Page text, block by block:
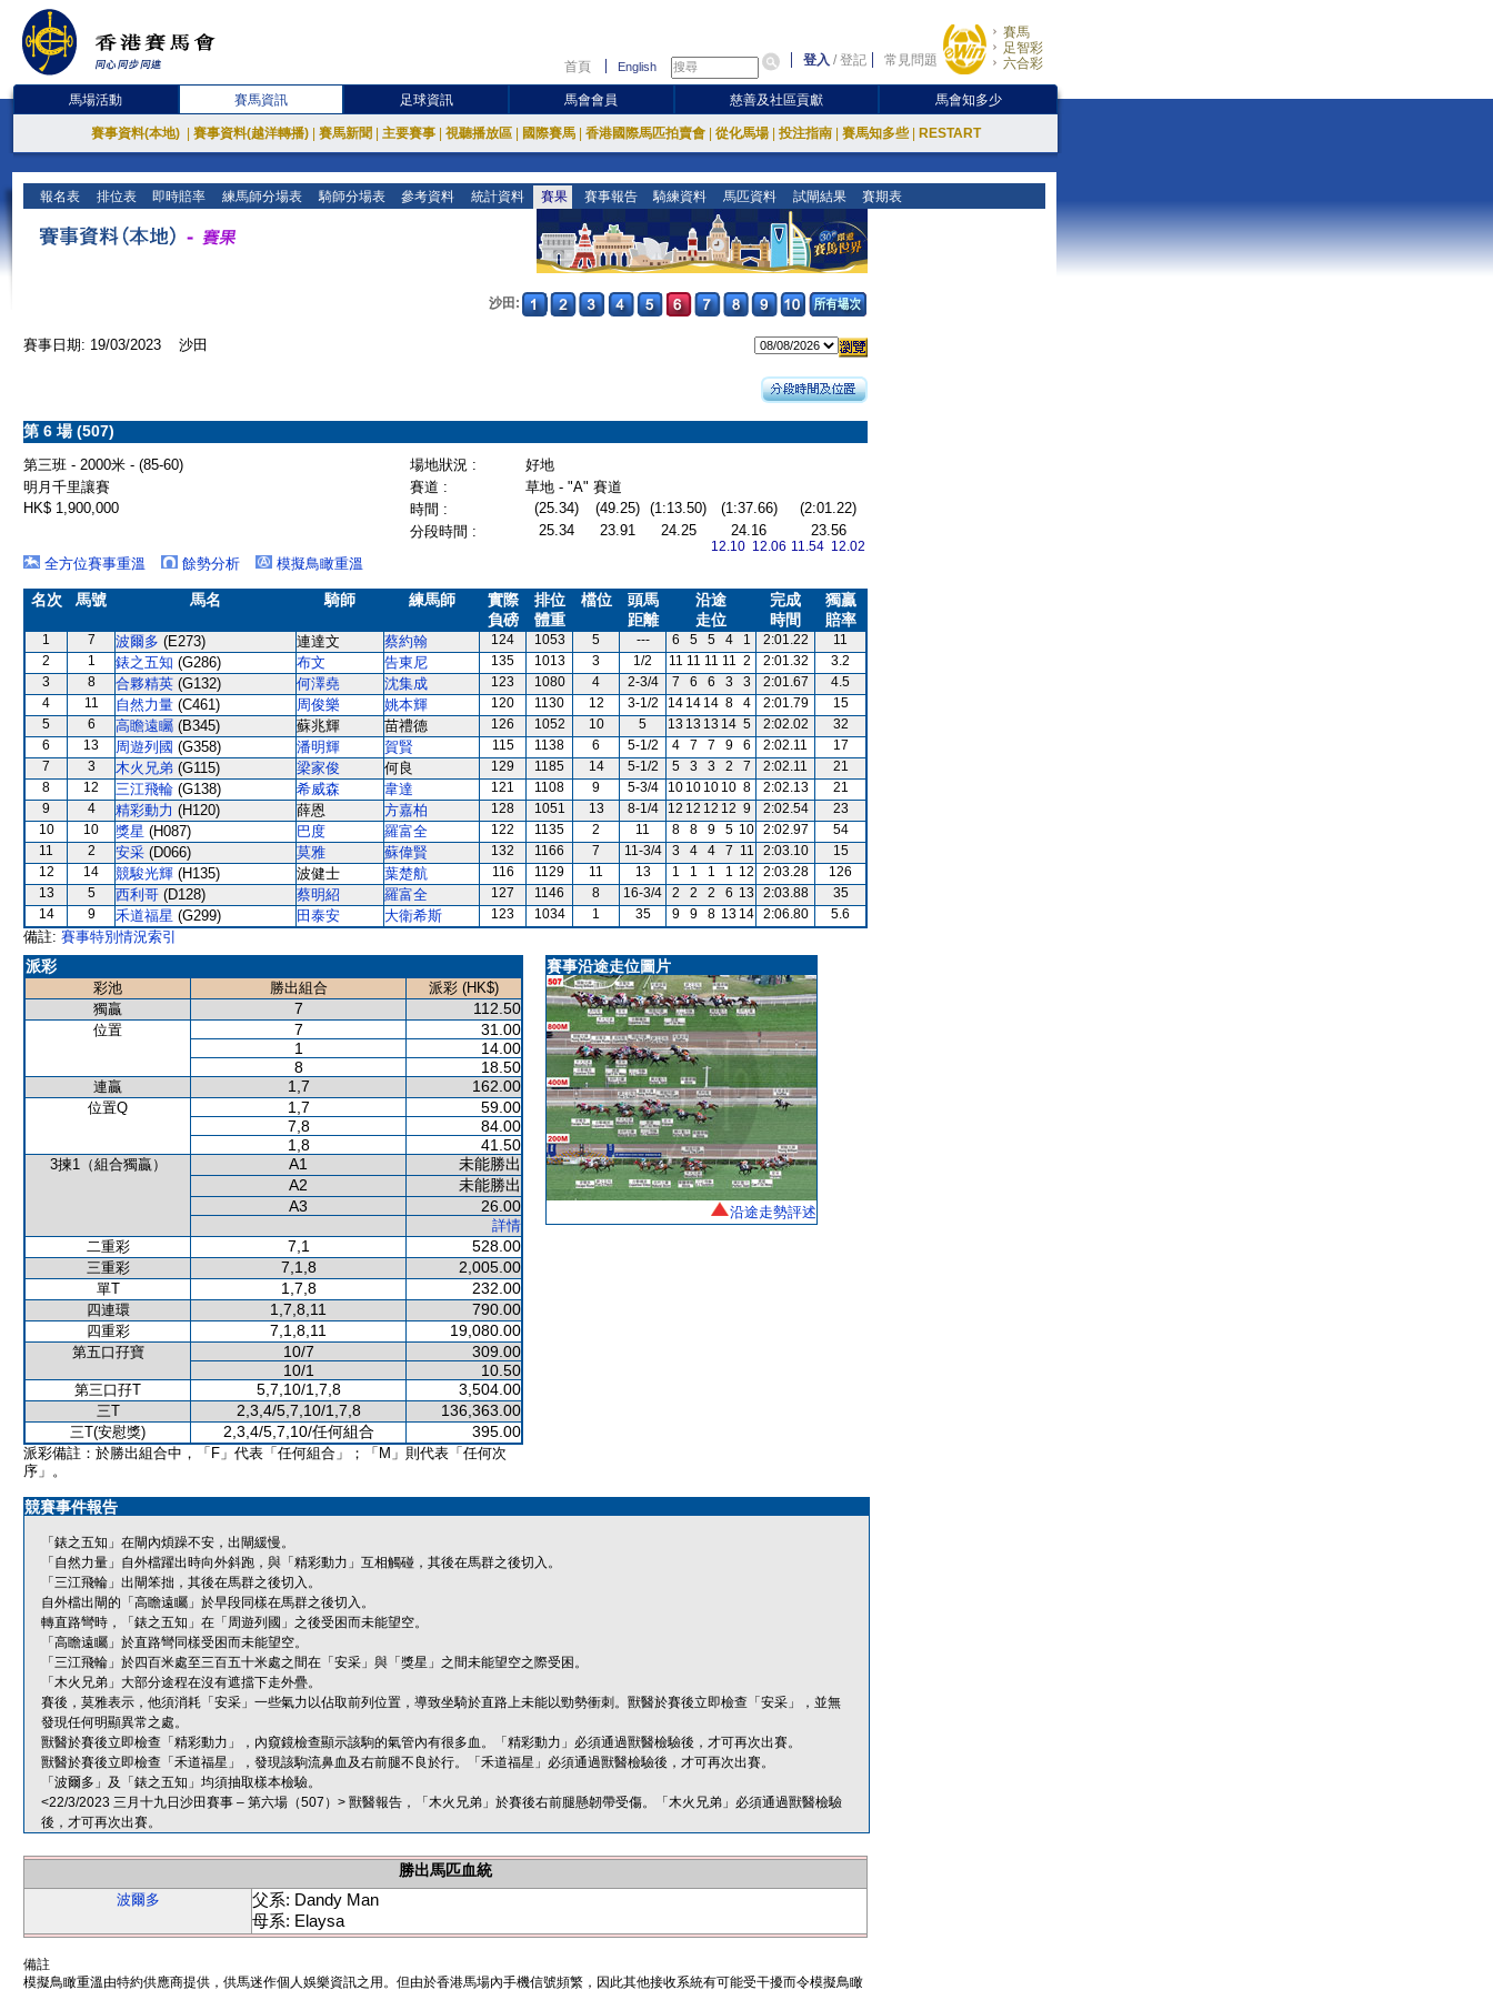
首頁 English 登入 /登記 常見問題
賽馬
足智彩
六合彩
馬場活動 賽馬資訊 足球資訊 馬會會員 慈善及社區貢獻 馬會知多少
賽事資料(本地) 賽事資料(越洋轉播) 賽馬新聞 主要賽事 視聽播放區 國際賽馬 香港國際馬匹拍賣會 從化馬場 投注指南 賽馬知多些 RESTART
報名表 排位表 即時賠率 練馬師分場表 騎師分場表 參考資料 統計資料 賽果 賽事報告 騎練資料 馬匹資料 試閘結果 賽期表
沙田:
賽事日期: 19/03/2023 沙田
第 6 場 (507)
第三班 - 2000米 - (85-60) 場地狀況 :
好地
明月千里讓賽
賽道 :
草地 - "A" 賽道
HK$ 1,900,000
時間 : (25.34) (49.25) (1:13.50) (1:37.66)
(2:01.22)
分段時間 :
25.34 23.91 24.25 24.16
12.10 12.06
23.56
11.54 12.02
全方位賽事重溫 餘勢分析 模擬鳥瞰重溫
名次 馬號 馬名 騎師 練馬師
實際
負磅
排位
體重
檔位
頭馬
距離
沿途
走位
完成
時間
獨贏
賠率
1 7 波爾多 (E273) 連達文 蔡約翰 124 1053 5 --- 6 5 5 4 1 2:01.22
11
2
1 錶之五知 (G286) 布文 告東尼 135 1013 3 1/2 11 11 11 11 2 2:01.32
3.2
3
8 合夥精英 (G132) 何澤堯 沈集成 123 1080 4 2-3/4 7 6 6 3 3 2:01.67
4.5
4
11 自然力量 (C461) 周俊樂 姚本輝 120 1130 12 3-1/2 14 14 14 8 4 2:01.79
15
5
6 高瞻遠矚 (B345) 蘇兆輝 苗禮德 126 1052 10 5 13 13 13 14 5 2:02.02
32
6
13 周遊列國 (G358) 潘明輝 賀賢 115 1138 6 5-1/2 4 7 7 9 6 2:02.11
17
7
3 木火兄弟 (G115) 梁家俊 何良 129 1185 14 5-1/2 5 3 3 2 7 2:02.11
21
8
12 三江飛輪 (G138) 希威森 韋達 121 1108 9 5-3/4 10 10 10 10 8 2:02.13
21
9
4 精彩動力 (H120) 薛恩 方嘉柏 128 1051 13 8-1/4 12 12 12 12 9 2:02.54
23
10
10 獎星 (H087) 巴度 羅富全 122 1135 2 11 8 8 9 5 10 2:02.97
54
11
2 安采 (D066) 莫雅 蘇偉賢 132 1166 7 11-3/4 3 4 4 7 11 2:03.10
15
12
14 競駿光輝 (H135) 波健士 葉楚航 116 1129 11 13 1 1 1 1 12 2:03.28
126
13
5 西利哥 (D128) 蔡明紹 羅富全 127 1146 8 16-3/4 2 2 2 6 13 2:03.88
35
14
9 禾道福星 (G299) 田泰安 大衛希斯 123 1034 1 35 9 9 8 13 14 2:06.80 5.6
備註: 賽事特別情況索引
派彩
彩池 勝出組合
派彩 (HK$)
獨贏
7 112.50
位置 7
31.00
1
14.00
8
18.50
連贏 1,7 162.00
位置Q 1,7
59.00
7,8
84.00
1,8
41.50
3揀1（組合獨贏） A1
未能勝出
A2
未能勝出
A3
26.00
詳情
二重彩
7,1 528.00
三重彩 7,1,8 2,005.00
單T 1,7,8 232.00
四連環 1,7,8,11 790.00
四重彩 7,1,8,11 19,080.00
第五口孖寶 10/7
309.00
10/1
10.50
第三口孖T 5,7,10/1,7,8 3,504.00
三T 2,3,4/5,7,10/1,7,8 136,363.00
三T(安慰獎) 2,3,4/5,7,10/任何組合 395.00
派彩備註：於勝出組合中，「F」代表「任何組合」；「M」則代表「任何次
序」。
賽事沿途走位圖片
沿途走勢評述
競賽事件報告
「錶之五知」在閘內煩躁不安，出閘緩慢。
「自然力量」自外檔躍出時向外斜跑，與「精彩動力」互相觸碰，其後在馬群之後切入。
「三江飛輪」出閘笨拙，其後在馬群之後切入。
自外檔出閘的「高瞻遠矚」於早段同樣在馬群之後切入。
轉直路彎時，「錶之五知」在「周遊列國」之後受困而未能望空。
「高瞻遠矚」於直路彎同樣受困而未能望空。
「三江飛輪」於四百米處至三百五十米處之間在「安采」與「獎星」之間未能望空之際受困。
「木火兄弟」大部分途程在沒有遮擋下走外疊。
賽後，莫雅表示，他須消耗「安采」一些氣力以佔取前列位置，導致坐騎於直路上未能以勁勢衝刺。獸醫於賽後立即檢查「安采」，並無
發現任何明顯異常之處。
獸醫於賽後立即檢查「精彩動力」，內窺鏡檢查顯示該駒的氣管內有很多血。「精彩動力」必須通過獸醫檢驗後，才可再次出賽。
獸醫於賽後立即檢查「禾道福星」，發現該駒流鼻血及右前腿不良於行。「禾道福星」必須通過獸醫檢驗後，才可再次出賽。
「波爾多」及「錶之五知」均須抽取樣本檢驗。
<22/3/2023 三月十九日沙田賽事 – 第六場（507）> 獸醫報告，「木火兄弟」於賽後右前腿懸韌帶受傷。「木火兄弟」必須通過獸醫檢驗
後，才可再次出賽。
勝出馬匹血統
波爾多
父系: Dandy Man
母系: Elaysa
備註
模擬鳥瞰重溫由特約供應商提供，供馬迷作個人娛樂資訊之用。但由於香港馬場內手機信號頻繁，因此其他接收系統有可能受干擾而令模擬鳥瞰